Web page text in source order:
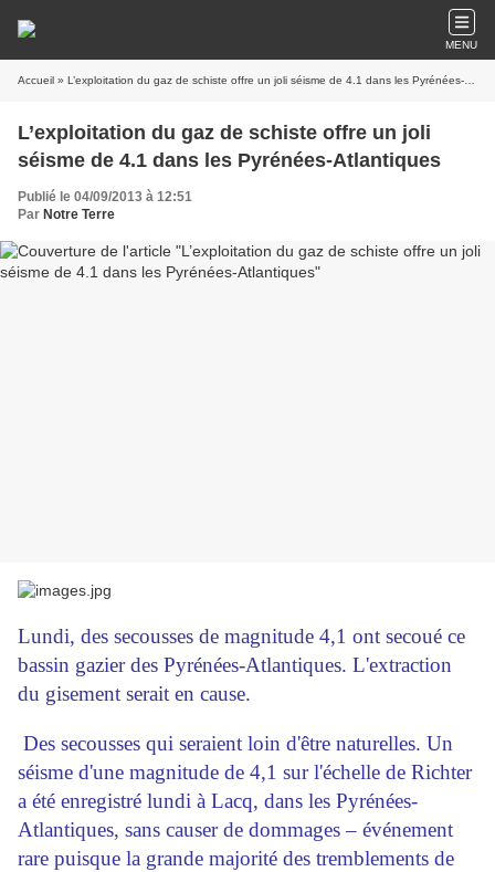
MENU
Accueil » L’exploitation du gaz de schiste offre un joli séisme de 4.1 dans les Pyrénées-Atlantiques
L’exploitation du gaz de schiste offre un joli
séisme de 4.1 dans les Pyrénées-Atlantiques
Publié le 04/09/2013 à 12:51
Par Notre Terre
Lundi, des secousses de magnitude 4,1 ont secoué ce
bassin gazier des Pyrénées-Atlantiques. L'extraction
du gisement serait en cause.
Des secousses qui seraient loin d'être naturelles. Un
séisme d'une magnitude de 4,1 sur l'échelle de Richter
a été enregistré lundi à Lacq, dans les Pyrénées-
Atlantiques, sans causer de dommages – événement
rare puisque la grande majorité des tremblements de